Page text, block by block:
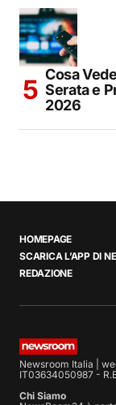
Cosa
Serata e
2026
HOMEPAGE
SCARICA L’APP DI
REDAZIONE
Newsroom Italia |
IT03634050987 -
Chi Siamo